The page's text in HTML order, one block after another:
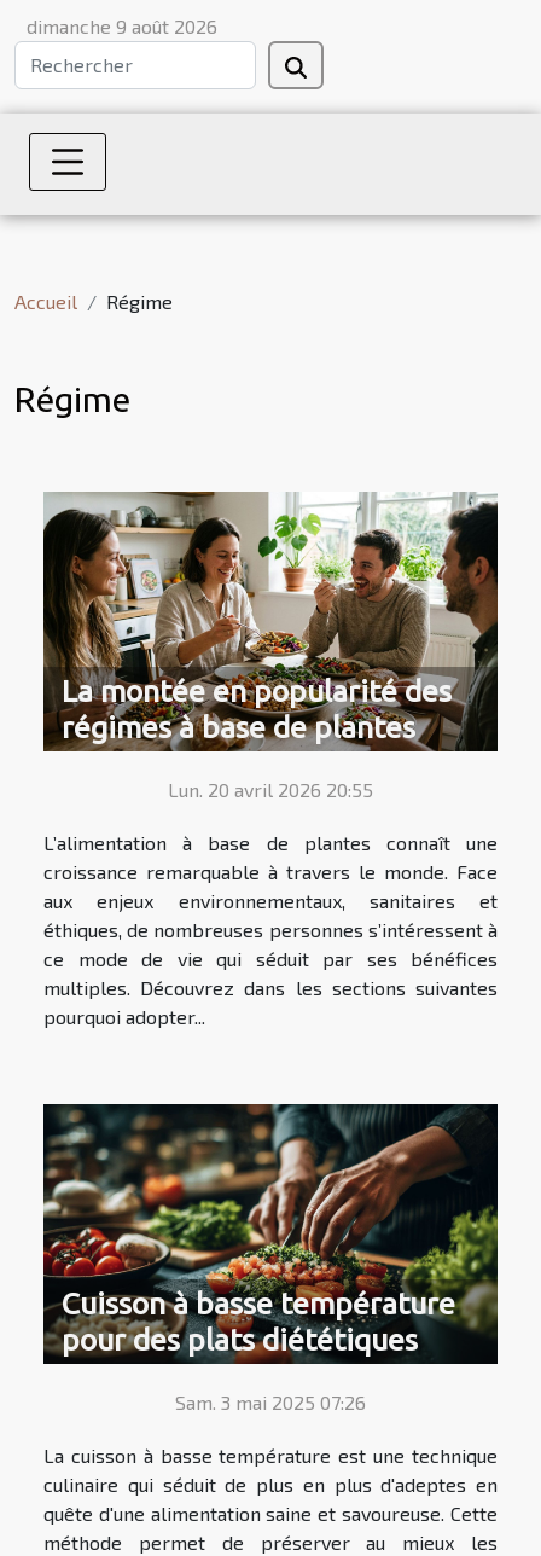
dimanche 9 août 2026
Accueil Régime
Régime
La montée en popularité des
régimes à base de plantes
Lun. 20 avril 2026 20:55
L’alimentation à base de plantes connaît une
croissance remarquable à travers le monde. Face
aux enjeux environnementaux, sanitaires et
éthiques, de nombreuses personnes s’intéressent à
ce mode de vie qui séduit par ses bénéfices
multiples. Découvrez dans les sections suivantes
pourquoi adopter...
Cuisson à basse température
pour des plats diététiques
Sam. 3 mai 2025 07:26
La cuisson à basse température est une technique
culinaire qui séduit de plus en plus d'adeptes en
quête d'une alimentation saine et savoureuse. Cette
méthode permet de préserver au mieux les